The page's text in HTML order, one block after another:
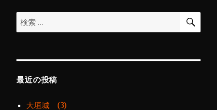
ン
検
索:
検
最近の投稿
大垣城 (3)